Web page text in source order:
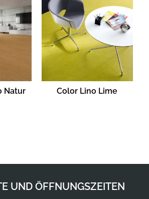
Natur Color Lino Lime
UND ÖFFNUNGSZEITEN